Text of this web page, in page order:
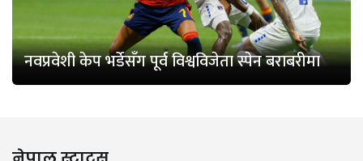
नवप्रवेशी केप भर्डेसँग पूर्व विश्वविजेता स्पेन बराबरीमा